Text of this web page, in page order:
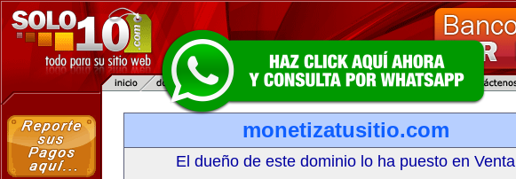
monetizatusitio.com
El dueño de este dominio lo ha puesto en Venta